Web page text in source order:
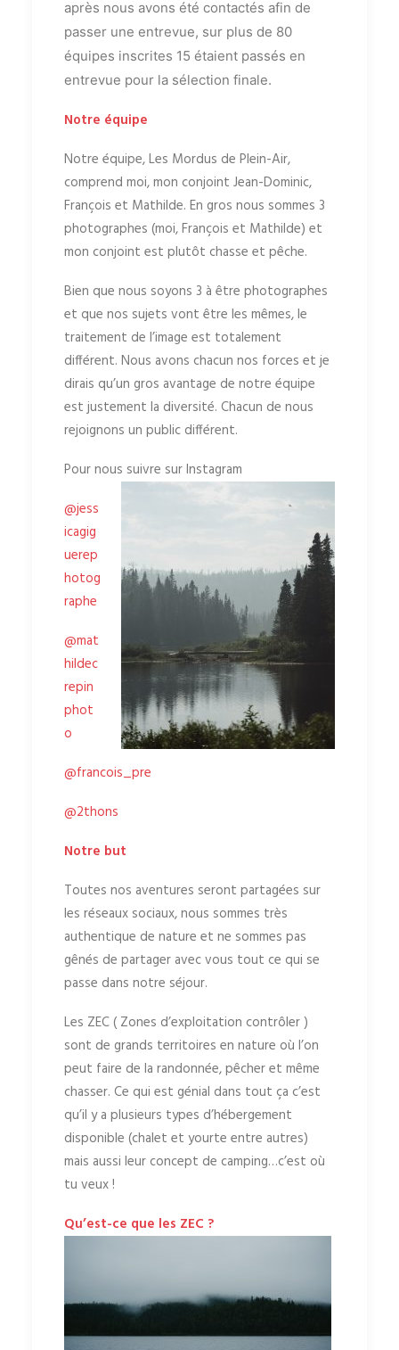
après nous avons été contactés afin de
passer une entrevue, sur plus de 80
équipes inscrites 15 étaient passés en
entrevue pour la sélection finale.
Notre équipe
Notre équipe, Les Mordus de Plein-Air,
comprend moi, mon conjoint Jean-Dominic,
François et Mathilde. En gros nous sommes 3
photographes (moi, François et Mathilde) et
mon conjoint est plutôt chasse et pêche.
Bien que nous soyons 3 à être photographes
et que nos sujets vont être les mêmes, le
traitement de l’image est totalement
différent. Nous avons chacun nos forces et je
dirais qu’un gros avantage de notre équipe
est justement la diversité. Chacun de nous
rejoignons un public différent.
Pour nous suivre sur Instagram
@jess
icagig
uerep
hotog
raphe
@mat
hildec
repin
phot
o
@francois_pre
@2thons
Notre but
Toutes nos aventures seront partagées sur
les réseaux sociaux, nous sommes très
authentique de nature et ne sommes pas
gênés de partager avec vous tout ce qui se
passe dans notre séjour.
Les ZEC ( Zones d’exploitation contrôler )
sont de grands territoires en nature où l’on
peut faire de la randonnée, pêcher et même
chasser. Ce qui est génial dans tout ça c’est
qu’il y a plusieurs types d’hébergement
disponible (chalet et yourte entre autres)
mais aussi leur concept de camping…c’est où
tu veux !
Qu’est-ce que les ZEC ?